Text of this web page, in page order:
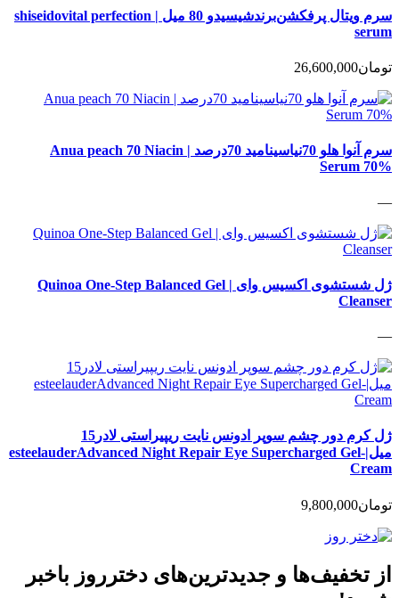
سرم ویتال پرفکشن‌برندشیسیدو 80 میل | shiseidovital perfection
serum
تومان26,600,000
سرم آنوا هلو 70نیاسینامید 70درصد | Anua peach 70 Niacin
Serum 70%
—
ژل شستشوی اکسیس وای | Quinoa One-Step Balanced Gel
Cleanser
—
ژل کرم دور چشم سوپر ادونس نایت ریپیراستی لادر15
میل|esteelauderAdvanced Night Repair Eye Supercharged Gel-
Cream
تومان9,800,000
از تخفیف‌ها و جدیدترین‌های دخترروز باخبر